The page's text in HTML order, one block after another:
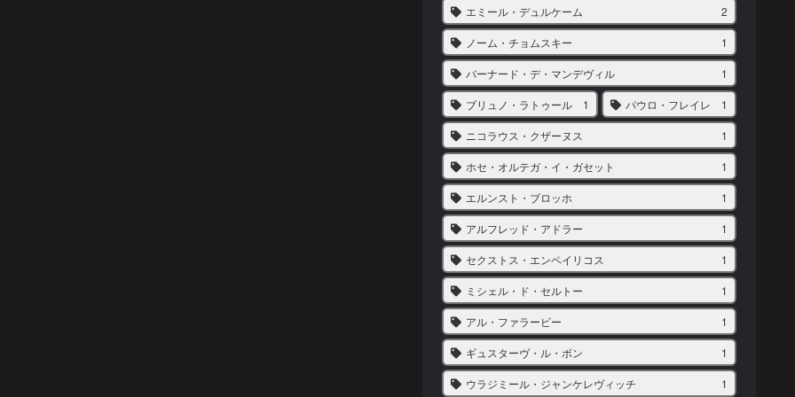
エミール・デュルケーム 2
ノーム・チョムスキー 1
バーナード・デ・マンデヴィル 1
ブリュノ・ラトゥール 1 パウロ・フレイレ 1
ニコラウス・クザーヌス 1
ホセ・オルテガ・イ・ガセット 1
エルンスト・ブロッホ 1
アルフレッド・アドラー 1
セクストス・エンペイリコス 1
ミシェル・ド・セルトー 1
アル・ファラービー 1
ギュスターヴ・ル・ボン 1
ウラジミール・ジャンケレヴィッチ 1